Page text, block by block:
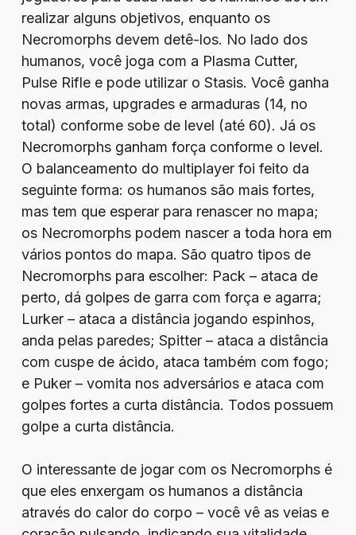
realizar alguns objetivos, enquanto os
Necromorphs devem detê-los. No lado dos
humanos, você joga com a Plasma Cutter,
Pulse Rifle e pode utilizar o Stasis. Você ganha
novas armas, upgrades e armaduras (14, no
total) conforme sobe de level (até 60). Já os
Necromorphs ganham força conforme o level.
O balanceamento do multiplayer foi feito da
seguinte forma: os humanos são mais fortes,
mas tem que esperar para renascer no mapa;
os Necromorphs podem nascer a toda hora em
vários pontos do mapa. São quatro tipos de
Necromorphs para escolher: Pack – ataca de
perto, dá golpes de garra com força e agarra;
Lurker – ataca a distância jogando espinhos,
anda pelas paredes; Spitter – ataca a distância
com cuspe de ácido, ataca também com fogo;
e Puker – vomita nos adversários e ataca com
golpes fortes a curta distância. Todos possuem
golpe a curta distância.
O interessante de jogar com os Necromorphs é
que eles enxergam os humanos a distância
através do calor do corpo – você vê as veias e